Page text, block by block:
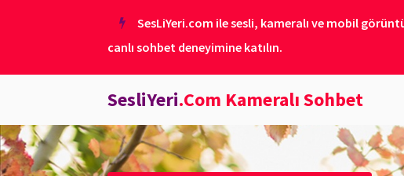
SesLiYeri.com ile sesli, kameralı ve mobil
canlı sohbet deneyimine katılın.
SesliYeri.Com Kameralı Sohbet